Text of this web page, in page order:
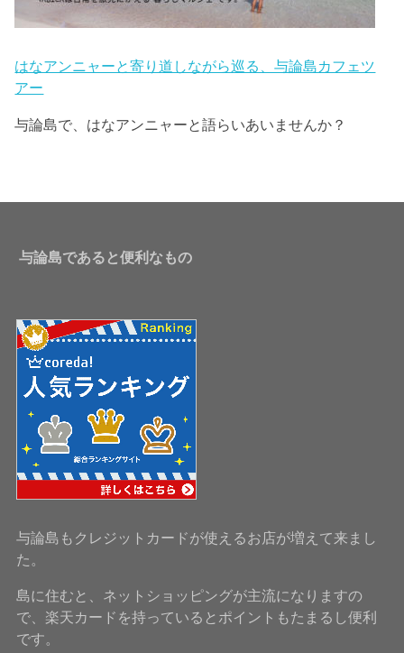
はなアンニャーと寄り道しながら巡る、与論島カフェツ
アー
与論島で、はなアンニャーと語らいあいませんか？
与論島であると便利なもの
与論島もクレジットカードが使えるお店が増えて来まし
た。
島に住むと、ネットショッピングが主流になりますの
で、楽天カードを持っているとポイントもたまるし便利
です。